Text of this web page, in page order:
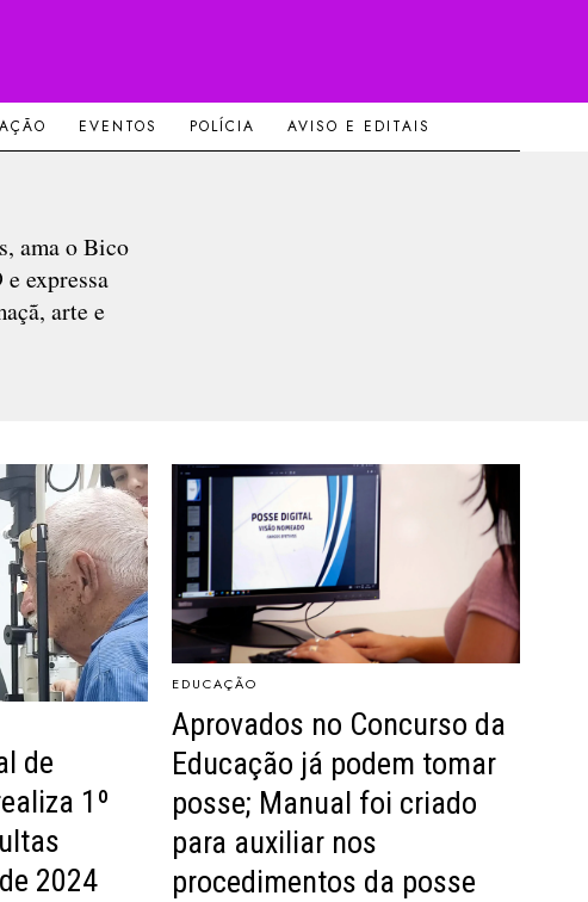
EVENTOS POLÍCIA AVISO E EDITAIS
ama o Bico
expressa
arte e
de
1º
2024
EDUCAÇÃO
Aprovados no Concurso da
Educação já podem tomar
posse; Manual foi criado
para auxiliar nos
procedimentos da posse